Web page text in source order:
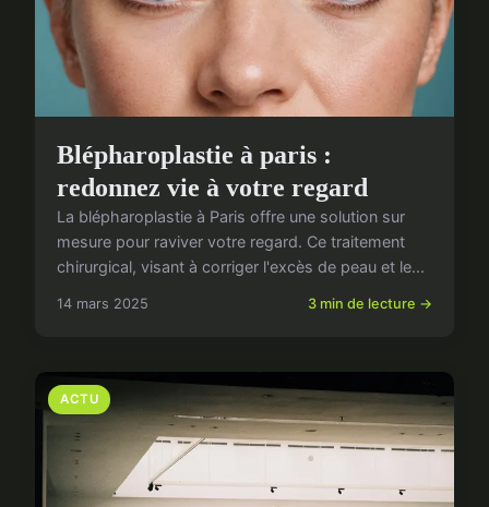
Blépharoplastie à paris :
redonnez vie à votre regard
La blépharoplastie à Paris offre une solution sur
mesure pour raviver votre regard. Ce traitement
chirurgical, visant à corriger l'excès de peau et le...
14 mars 2025 3 min de lecture →
ACTU